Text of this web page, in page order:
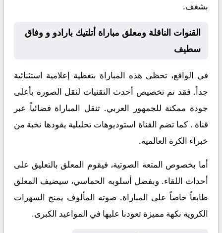
بشغف.
القنوات الناقلة ومعلق مباراة أتلتيك بارادو و وفاق
سطيف
في الواقع، تحظى هذه المباراة بتغطية إعلامية استثنائية
جداً. فقد تم تخصيص أحدث التقنيات لنقل الصورة بأعلى
جودة ممكنة للجمهور العربي. تنقل المباراة فضائياً عبر
قناة . كما تضم القناة استوديوهات تحليلية يقودها نخبة من
خبراء الكرة العالمية.
أما بخصوص المتعة الصوتية، فيقوم المعلق بالتعليق على
أحداث اللقاء. وبفضل أسلوبه الحماسي، سيضيف المعلق
طابعاً خاصاً على المباراة. صوته المألوف يمنح السهرات
الكروية نكهة مميزة تعودنا عليها في المواعيد الكبرى.